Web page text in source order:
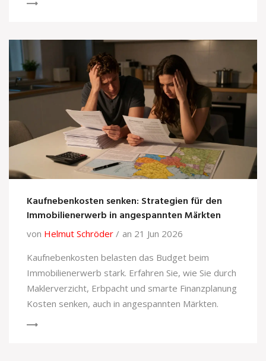
Kaufnebenkosten senken: Strategien für den
Immobilienerwerb in angespannten Märkten
von Helmut Schröder
an 21 Jun 2026
Kaufnebenkosten belasten das Budget beim
Immobilienerwerb stark. Erfahren Sie, wie Sie durch
Maklerverzicht, Erbpacht und smarte Finanzplanung
Kosten senken, auch in angespannten Märkten.